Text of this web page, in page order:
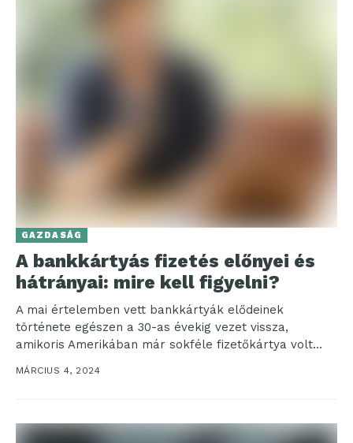
GAZDASÁG
A bankkártyás fizetés előnyei és
hátrányai: mire kell figyelni?
A mai értelemben vett bankkártyák elődeinek
története egészen a 30-as évekig vezet vissza,
amikoris Amerikában már sokféle fizetőkártya volt
forgalomban. Ezek általában fém...
MÁRCIUS 4, 2024